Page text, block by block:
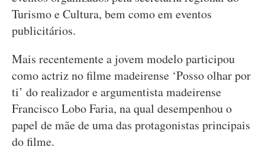
Turismo e Cultura, bem como em eventos
publicitários.
Mais recentemente a jovem modelo participou
como actriz no filme madeirense ‘Posso olhar por
ti’ do realizador e argumentista madeirense
Francisco Lobo Faria, na qual desempenhou o
papel de mãe de uma das protagonistas principais
do filme.